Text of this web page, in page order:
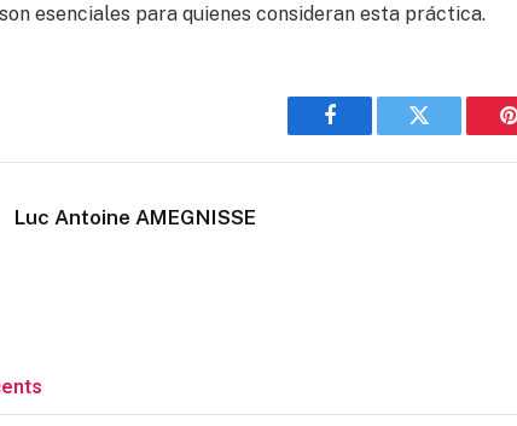
esenciales para quienes consideran esta práctica.
Facebook Twitter
Luc Antoine AMEGNISSE